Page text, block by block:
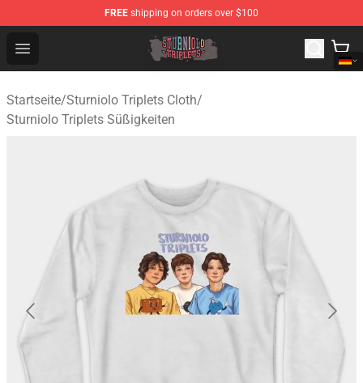
FREE shipping on orders over $100
Open menu
Sturniolo Triplets Shop - Official Sturniolo Triplets
Startseite/Sturniolo Triplets Cloth/
Sturniolo Triplets Süßigkeiten